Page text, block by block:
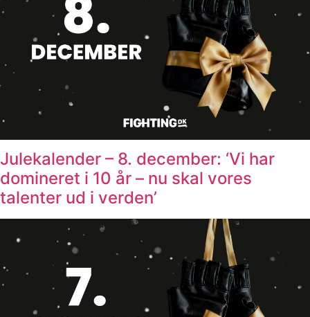
Julekalender – 8. december: ‘Vi har
domineret i 10 år – nu skal vores
talenter ud i verden’